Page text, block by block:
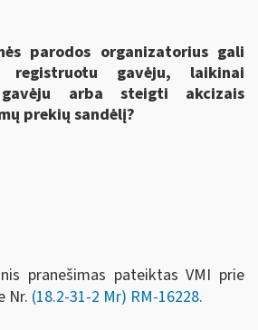
parodos organizatorius gali
registruotu gavėju, laikinai
arba steigti akcizais
prekių sandėlį?
pranešimas pateiktas VMI prie
Nr. (18.2-31-2 Mr) RM-16228.